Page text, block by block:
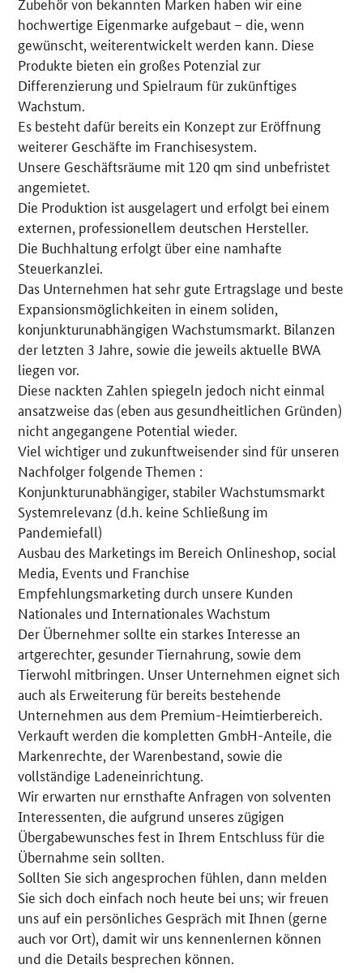
hochwertige Eigenmarke aufgebaut – die, wenn
gewünscht, weiterentwickelt werden kann. Diese
Produkte bieten ein großes Potenzial zur
Differenzierung und Spielraum für zukünftiges
Wachstum.
Es besteht dafür bereits ein Konzept zur Eröffnung
weiterer Geschäfte im Franchisesystem.
Unsere Geschäftsräume mit 120 qm sind unbefristet
angemietet.
Die Produktion ist ausgelagert und erfolgt bei einem
externen, professionellem deutschen Hersteller.
Die Buchhaltung erfolgt über eine namhafte
Steuerkanzlei.
Das Unternehmen hat sehr gute Ertragslage und beste
Expansionsmöglichkeiten in einem soliden,
konjunkturunabhängigen Wachstumsmarkt. Bilanzen
der letzten 3 Jahre, sowie die jeweils aktuelle BWA
liegen vor.
Diese nackten Zahlen spiegeln jedoch nicht einmal
ansatzweise das (eben aus gesundheitlichen Gründen)
nicht angegangene Potential wieder.
Viel wichtiger und zukunftweisender sind für unseren
Nachfolger folgende Themen :
Konjunkturunabhängiger, stabiler Wachstumsmarkt
Systemrelevanz (d.h. keine Schließung im
Pandemiefall)
Ausbau des Marketings im Bereich Onlineshop, social
Media, Events und Franchise
Empfehlungsmarketing durch unsere Kunden
Nationales und Internationales Wachstum
Der Übernehmer sollte ein starkes Interesse an
artgerechter, gesunder Tiernahrung, sowie dem
Tierwohl mitbringen. Unser Unternehmen eignet sich
auch als Erweiterung für bereits bestehende
Unternehmen aus dem Premium-Heimtierbereich.
Verkauft werden die kompletten GmbH-Anteile, die
Markenrechte, der Warenbestand, sowie die
vollständige Ladeneinrichtung.
Wir erwarten nur ernsthafte Anfragen von solventen
Interessenten, die aufgrund unseres zügigen
Übergabewunsches fest in Ihrem Entschluss für die
Übernahme sein sollten.
Sollten Sie sich angesprochen fühlen, dann melden
Sie sich doch einfach noch heute bei uns; wir freuen
uns auf ein persönliches Gespräch mit Ihnen (gerne
auch vor Ort), damit wir uns kennenlernen können
und die Details besprechen können.